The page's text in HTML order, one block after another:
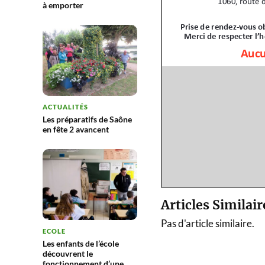
à emporter
ACTUALITÉS
Les préparatifs de Saône
en fête 2 avancent
ECOLE
Les enfants de l’école
découvrent le
Articles
Pas d'article similaire.